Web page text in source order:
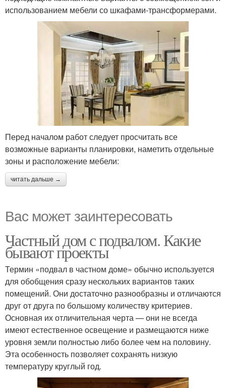
использованием мебели со шкафами-трансформерами.
Перед началом работ следует просчитать все
возможные варианты планировки, наметить отдельные
зоны и расположение мебели:
читать дальше →
Вас может заинтересовать
Частный дом с подвалом. Какие
бывают проекты
Термин «подвал в частном доме» обычно используется
для обобщения сразу нескольких вариантов таких
помещений. Они достаточно разнообразны и отличаются
друг от друга по большому количеству критериев.
Основная их отличительная черта — они не всегда
имеют естественное освещение и размещаются ниже
уровня земли полностью либо более чем на половину.
Эта особенность позволяет сохранять низкую
температуру круглый год.